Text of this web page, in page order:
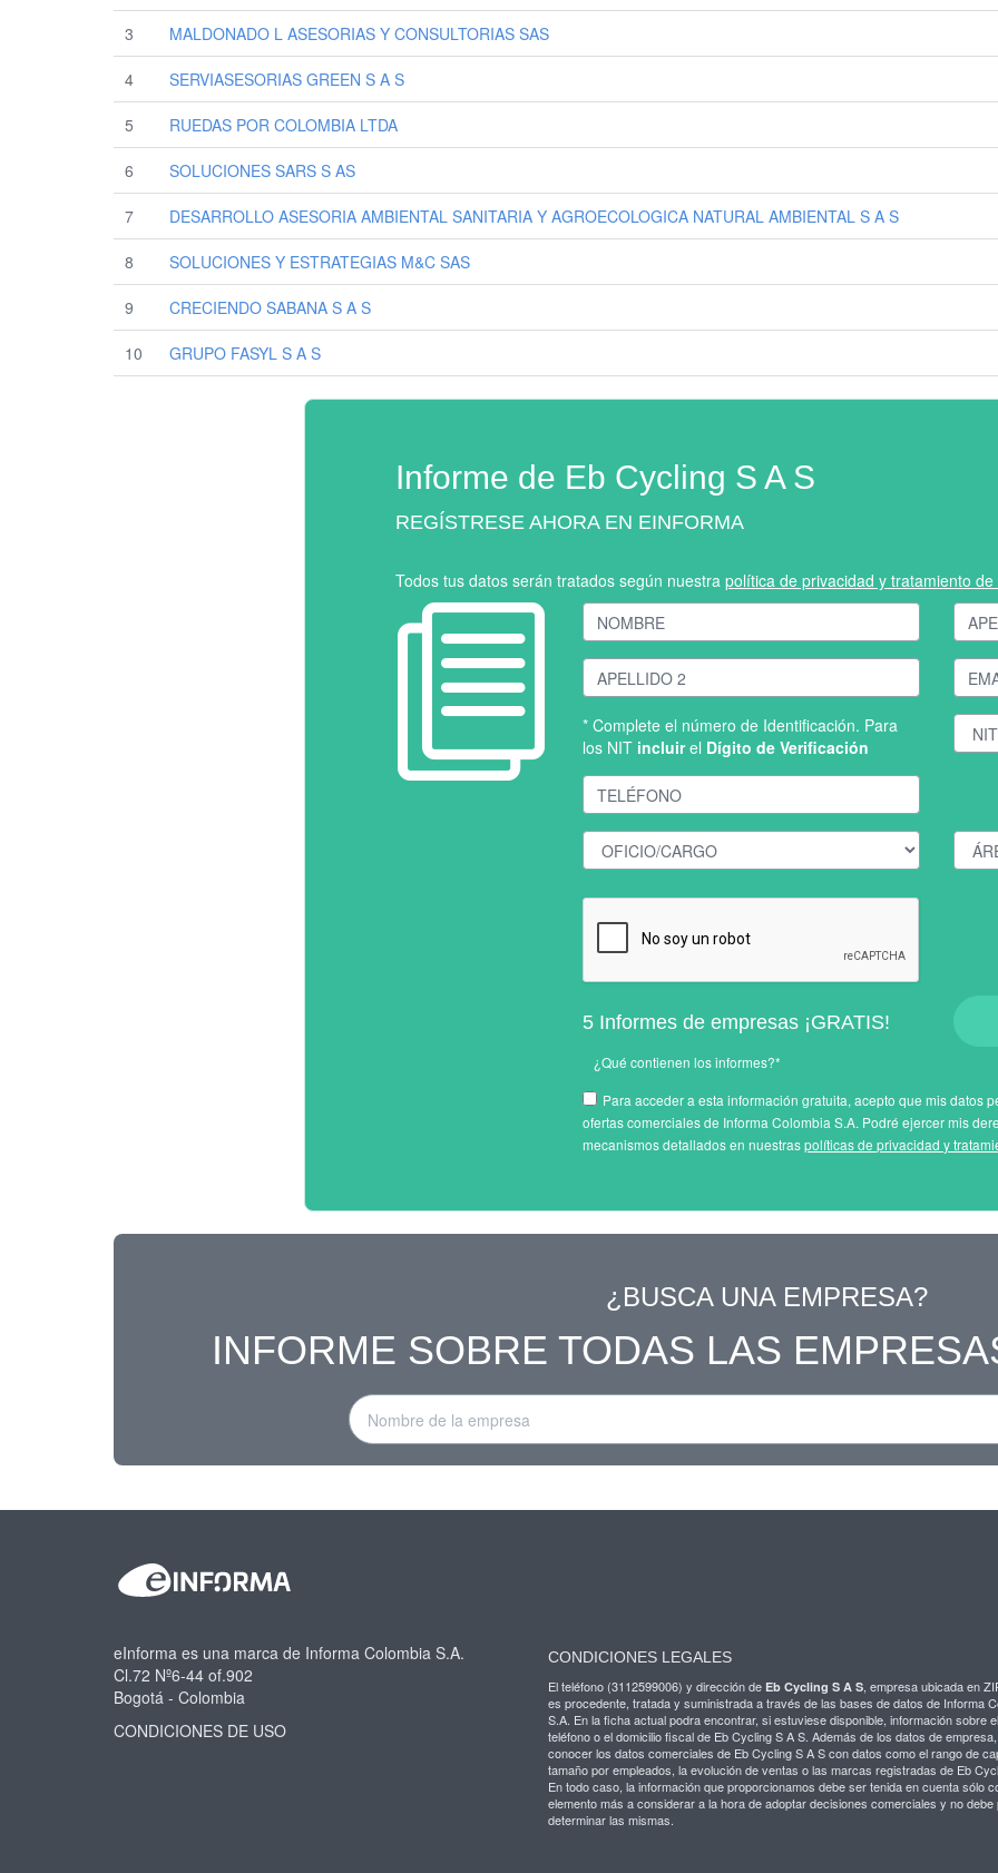
3 MALDONADO L ASESORIAS Y CONSULTORIAS SAS
4 SERVIASESORIAS GREEN S A S
5 RUEDAS POR COLOMBIA LTDA
6 SOLUCIONES SARS S AS
7 DESARROLLO ASESORIA AMBIENTAL SANITARIA Y AGROECOLOGICA NATURAL AMBIENTAL S A S
8 SOLUCIONES Y ESTRATEGIAS M&C SAS
9 CRECIENDO SABANA S A S
10 GRUPO FASYL S A S
Informe de Eb Cycling S A S
REGÍSTRESE AHORA EN EINFORMA
Todos tus datos serán tratados según nuestra política de privacidad y tratamiento
* Complete el número de Identificación. Para
los NIT incluirel Dígito de Verificación
5 Informes de empresas ¡GRATIS!
¿Qué contienen los informes?*
Para acceder a esta información gratuita, acepto que mis datos
ofertas comerciales de Informa Colombia S.A. Podré ejercer mis
mecanismos detallados en nuestraspolíticas de privacidad y
¿BUSCA UNA EMPRESA?
INFORME SOBRE TODAS LAS
eInforma es una marca de Informa Colombia S.A.
Cl.72 Nº6-44 of.902
Bogotá - Colombia
CONDICIONES DE USO
CONDICIONES LEGALES
El teléfono (3112599006) y dirección de Eb Cycling S A S , empresa ubicada en
es procedente, tratada y suministrada a través de las bases de datos de Informa
S.A. En la ficha actual podra encontrar, si estuviese disponible, información sobre
teléfono o el domicilio fiscal de Eb Cycling S A S. Además de los datos de
conocer los datos comerciales de Eb Cycling S A S con datos como el rango de
tamaño por empleados, la evolución de ventas o las marcas registradas de Eb
En todo caso, la información que proporcionamos debe ser tenida en cuenta sólo
elemento más a considerar a la hora de adoptar decisiones comerciales y no debe
determinar las mismas.